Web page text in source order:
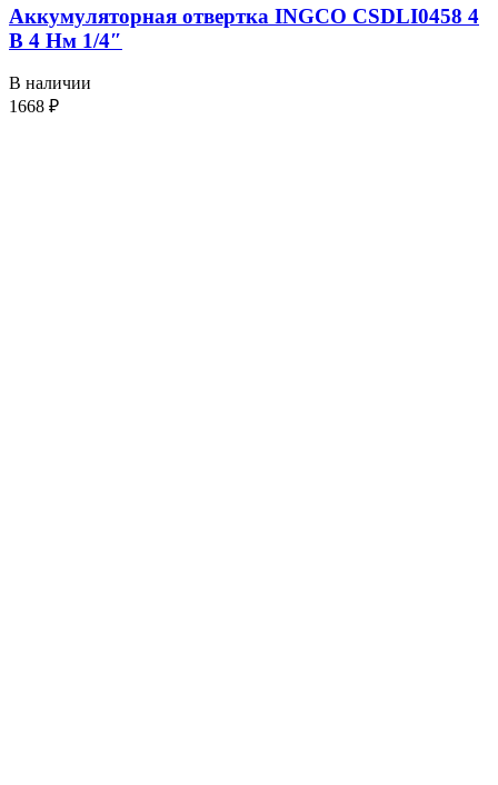
Аккумуляторная отвертка INGCO CSDLI0458 4
В 4 Нм 1/4″
В наличии
1668 ₽